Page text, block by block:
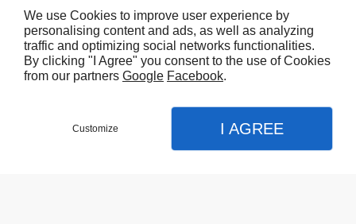
Accueil
Contactez-nous
Mentions légales
Plan du site
We use Cookies to improve user experience by
personalising content and ads, as well as analyzing
traffic and optimizing social networks functionalities.
By clicking "I Agree" you consent to the use of Cookies
from our partners Google Facebook.
Customize I AGREE